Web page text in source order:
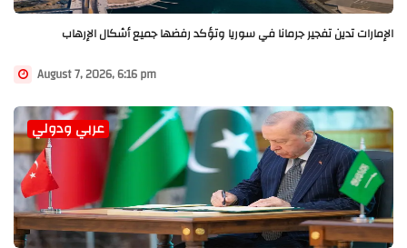
الإمارات تدين تفجير جرمانا في سوريا وتؤكد رفضها جميع أشكال الإرهاب
August 7, 2026, 6:16 pm
عربي ودولي